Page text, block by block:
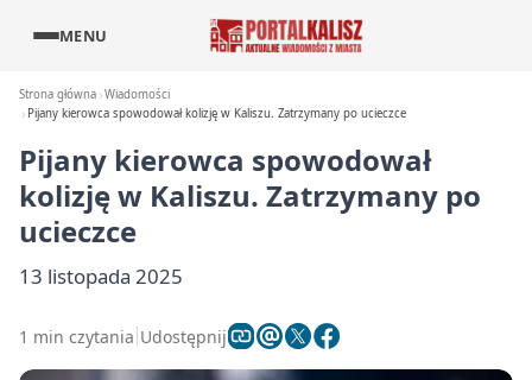
MENU
Strona główna Wiadomości
Pijany kierowca spowodował kolizję w Kaliszu. Zatrzymany po ucieczce
Pijany kierowca spowodował
kolizję w Kaliszu. Zatrzymany po
ucieczce
13 listopada 2025
1 min czytania Udostępnij